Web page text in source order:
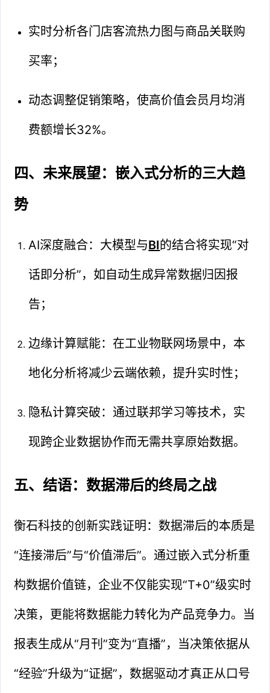
实时分析各门店客流热力图与商品关联购
买率；
动态调整促销策略，使高价值会员月均消
费额增长32%。
四、未来展望：嵌入式分析的三大趋
势
AI深度融合：大模型与BI的结合将实现“对
话即分析”，如自动生成异常数据归因报
告；
边缘计算赋能：在工业物联网场景中，本
地化分析将减少云端依赖，提升实时性；
隐私计算突破：通过联邦学习等技术，实
现跨企业数据协作而无需共享原始数据。
五、结语：数据滞后的终局之战
衡石科技的创新实践证明：数据滞后的本质是
“连接滞后”与“价值滞后”。通过嵌入式分析重
构数据价值链，企业不仅能实现“T+0”级实时
决策，更能将数据能力转化为产品竞争力。当
报表生成从“月刊”变为“直播”，当决策依据从
“经验”升级为“证据”，数据驱动才真正从口号